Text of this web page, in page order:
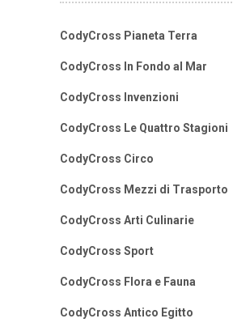
CodyCross Pianeta Terra
CodyCross In Fondo al Mar
CodyCross Invenzioni
CodyCross Le Quattro Stagioni
CodyCross Circo
CodyCross Mezzi di Trasporto
CodyCross Arti Culinarie
CodyCross Sport
CodyCross Flora e Fauna
CodyCross Antico Egitto